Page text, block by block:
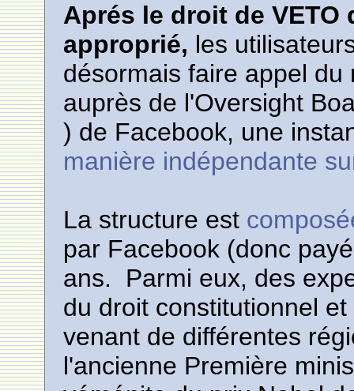
Aprés le droit de VETO
approprié, les
désormais faire appel
auprès de l'Oversight
) de Facebook, une
manière indépendante
La structure est
par Facebook (donc
ans. Parmi eux, des
du droit constitutionnel
venant de différentes
l'ancienne Première